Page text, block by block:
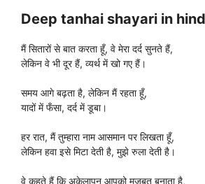
Deep tanhai shayari in
मैं सितारों से बात करता हूँ, वे मेरा दर्द सुनते हैं,
लेकिन वे भी दूर हैं, व्यर्थ में खो गए हैं।
समय आगे बढ़ता है, लेकिन मैं रहता हूँ,
यादों में फँसा, दर्द में डूबा।
हर रात, मैं तुम्हारा नाम आसमान पर लिखता हूँ,
लेकिन हवा इसे मिटा देती है, मुझे रुला देती है।
वे कहते हैं कि अकेलापन आपको मजबूत बनाता है,